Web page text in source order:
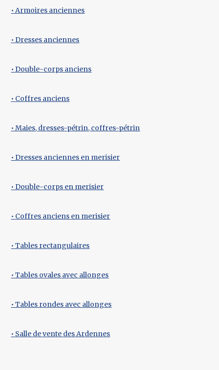
• Armoires anciennes
• Dresses anciennes
• Double-corps anciens
• Coffres anciens
• Maies, dresses-pétrin, coffres-pétrin
• Dresses anciennes en merisier
• Double-corps en merisier
• Coffres anciens en merisier
• Tables rectangulaires
• Tables ovales avec allonges
• Tables rondes avec allonges
• Salle de vente des Ardennes